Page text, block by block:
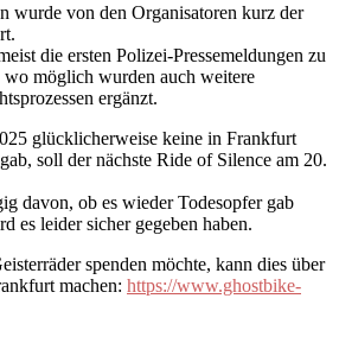
wurde von den Organisatoren kurz der
die ersten Polizei-Pressemeldungen zu
möglich wurden auch weitere
ergänzt.
glücklicherweise keine in Frankfurt
soll der nächste Ride of Silence am 20.
davon, ob es wieder Todesopfer gab
es leider sicher gegeben haben.
spenden möchte, kann dies über
machen: https://www.ghostbike-